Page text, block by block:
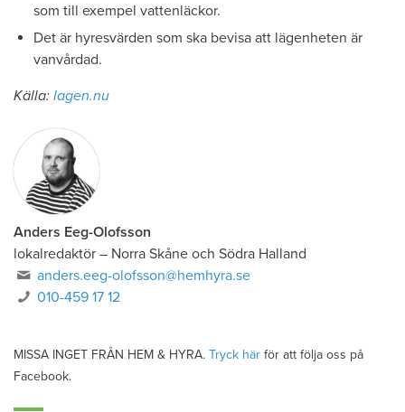
som till exempel vattenläckor.
Det är hyresvärden som ska bevisa att lägenheten är
vanvårdad.
Källa: lagen.nu
Anders Eeg-Olofsson
lokalredaktör – Norra Skåne och Södra Halland
anders.eeg-olofsson@hemhyra.se
010-459 17 12
MISSA INGET FRÅN HEM & HYRA. Tryck här för att följa oss på
Facebook.